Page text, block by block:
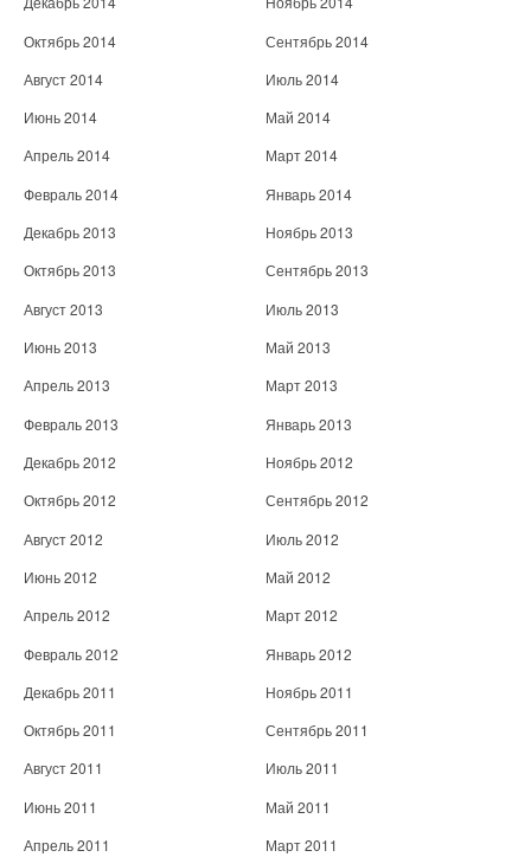
Октябрь 2014
Сентябрь 2014
Август 2014
Июль 2014
Июнь 2014
Май 2014
Апрель 2014
Март 2014
Февраль 2014
Январь 2014
Декабрь 2013
Ноябрь 2013
Октябрь 2013
Сентябрь 2013
Август 2013
Июль 2013
Июнь 2013
Май 2013
Апрель 2013
Март 2013
Февраль 2013
Январь 2013
Декабрь 2012
Ноябрь 2012
Октябрь 2012
Сентябрь 2012
Август 2012
Июль 2012
Июнь 2012
Май 2012
Апрель 2012
Март 2012
Февраль 2012
Январь 2012
Декабрь 2011
Ноябрь 2011
Октябрь 2011
Сентябрь 2011
Август 2011
Июль 2011
Июнь 2011
Май 2011
Апрель 2011
Март 2011